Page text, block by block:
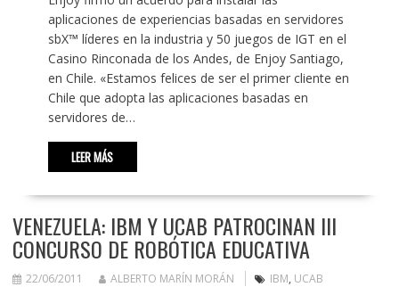
aplicaciones de experiencias basadas en servidores
sbX™ líderes en la industria y 50 juegos de IGT en el
Casino Rinconada de los Andes, de Enjoy Santiago,
en Chile. «Estamos felices de ser el primer cliente en
Chile que adopta las aplicaciones basadas en
servidores de…
LEER MÁS
VENEZUELA: IBM Y UCAB PATROCINAN III
CONCURSO DE ROBÓTICA EDUCATIVA
22/06/2011 ALBERTO MARÍN MORÁN IBM, UCAB